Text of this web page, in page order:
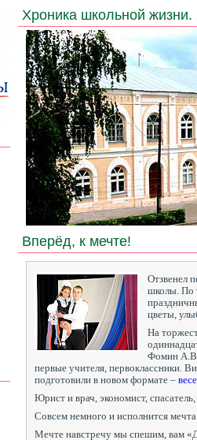
Хроника школьной
Вперёд, к мечте!
Отзвенел
школы. По
цветы,
На
Фомин А.В.
первые учителя, первоклассники.
подготовили в новом формате –
Юрист и врач, экономист,
Совсем немного и исполнится
Мечте навстречу мы спешим, вам